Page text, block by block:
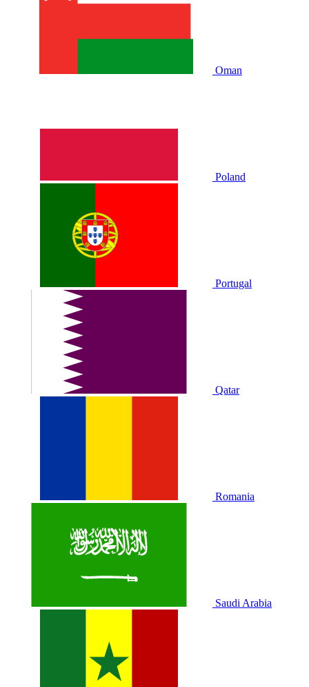
Oman
Poland
Portugal
Qatar
Romania
Saudi Arabia